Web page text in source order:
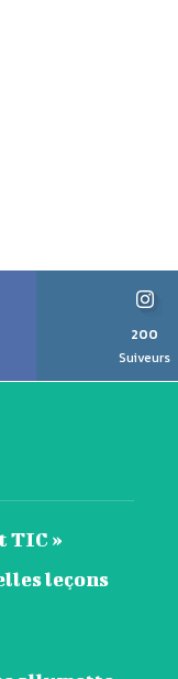
200
Suiveurs
TIC »
leçons